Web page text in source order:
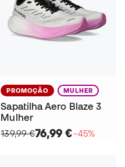
PROMOÇÃO MULHER
Sapatilha Aero Blaze 3
Mulher
139,99 €76,99 €−45%